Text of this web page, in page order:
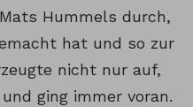
Hummels durch,
hat und so zur
nicht nur auf,
ging immer voran.